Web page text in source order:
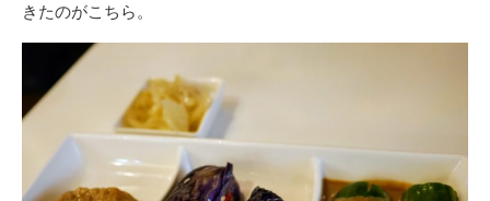
きたのがこちら。